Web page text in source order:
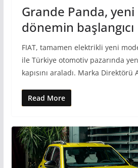
Grande Panda,
dönemin başlangıcı
FIAT, tamamen elektrikli yeni
ile Türkiye otomotiv pazarında
kapısını araladı. Marka Direktörü
Read More